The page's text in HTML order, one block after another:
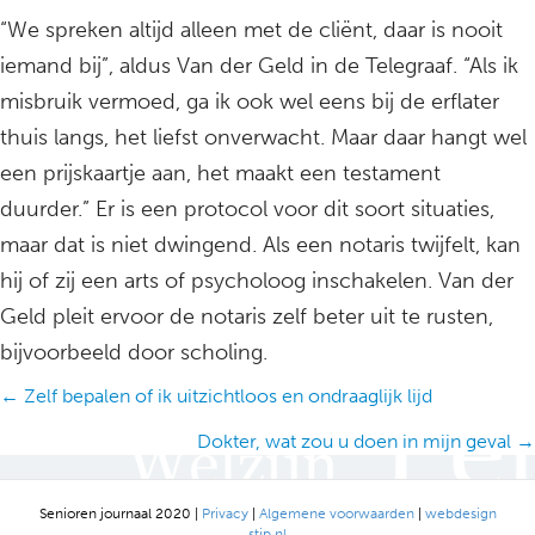
“We spreken altijd alleen met de cliënt, daar is nooit
iemand bij”, aldus Van der Geld in de Telegraaf. “Als ik
misbruik vermoed, ga ik ook wel eens bij de erflater
thuis langs, het liefst onverwacht. Maar daar hangt wel
een prijskaartje aan, het maakt een testament
duurder.” Er is een protocol voor dit soort situaties,
maar dat is niet dwingend. Als een notaris twijfelt, kan
hij of zij een arts of psycholoog inschakelen. Van der
Geld pleit ervoor de notaris zelf beter uit te rusten,
bijvoorbeeld door scholing.
Posts
← Zelf bepalen of ik uitzichtloos en ondraaglijk lijd
Dokter, wat zou u doen in mijn geval →
Senioren journaal 2020 | Privacy| Algemene voorwaarden| webdesign